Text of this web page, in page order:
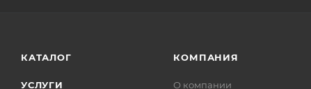
КАТАЛОГ
УСЛУГИ
КОМПАНИЯ
О компании